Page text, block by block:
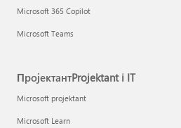
Microsoft 365 Copilot
Microsoft Teams
ПројектантProjektant i IT
Microsoft projektant
Microsoft Learn